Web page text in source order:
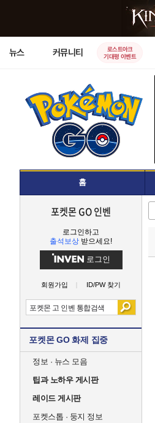
뉴스 커뮤니티
로스트아크
기대평 이벤트
홈
포켓몬 GO 인벤
로그인하고
출석보상 받으세요!
로그인
회원가입 ID/PW 찾기
포켓몬 GO 화제 집중
정보 · 뉴스 모음
팁과 노하우 게시판
레이드 게시판
포켓스톱 · 둥지 정보